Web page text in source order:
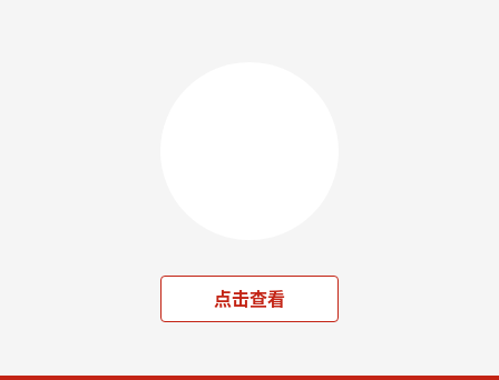
点击查看